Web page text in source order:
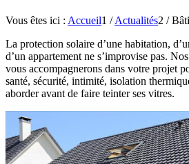
Vous êtes ici : Accueil1 / Actualités2 /
La protection solaire d’une habitation,
d’un appartement ne s’improvise pas.
vous accompagnerons dans votre projet
santé, sécurité, intimité, isolation
aborder avant de faire teinter ses vitres.